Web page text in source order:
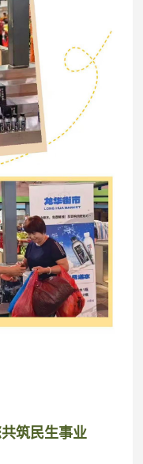
筑民生事业